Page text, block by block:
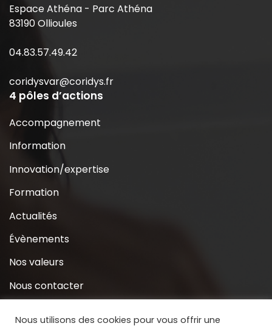
Espace Athéna - Parc Athéna
83190 Ollioules
04.83.57.49.42
coridysvar@coridys.fr
4 pôles d’actions
Accompagnement
Information
Innovation/expertise
Formation
Actualités
Évènements
Nos valeurs
Nous contacter
Nous utilisons des cookies pour vous offrir une